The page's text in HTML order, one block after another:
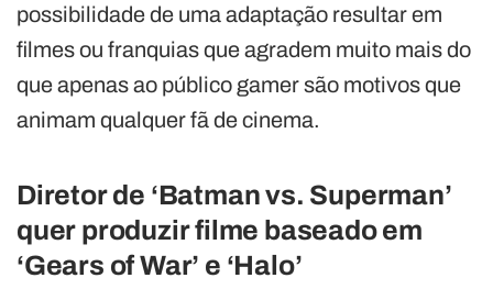
possibilidade de uma adaptação resultar em
filmes ou franquias que agradem muito mais do
que apenas ao público gamer são motivos que
animam qualquer fã de cinema.
Diretor de ‘Batman vs. Superman’
quer produzir filme baseado em
‘Gears of War’ e ‘Halo’